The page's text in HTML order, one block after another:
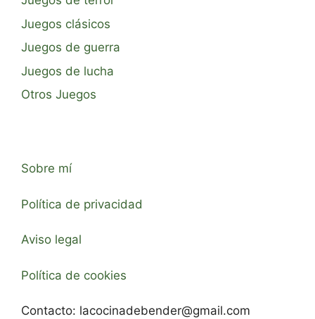
Juegos clásicos
Juegos de guerra
Juegos de lucha
Otros Juegos
Sobre mí
Política de privacidad
Aviso legal
Política de cookies
Contacto: lacocinadebender@gmail.com